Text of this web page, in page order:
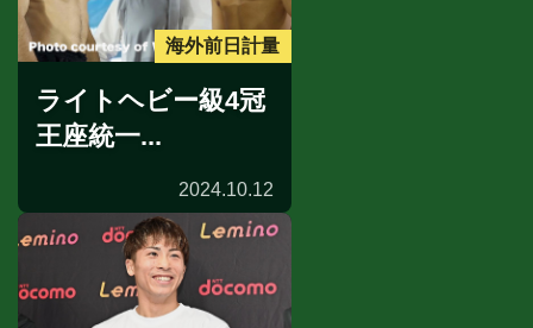
海外前日計量
ライトヘビー級4冠
王座統一...
2024.10.12